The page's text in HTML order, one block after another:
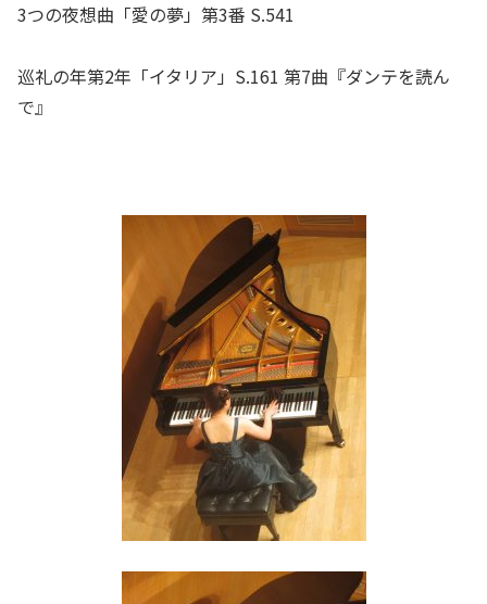
3つの夜想曲「愛の夢」第3番 S.541
巡礼の年第2年「イタリア」S.161 第7曲『ダンテを読ん
で』